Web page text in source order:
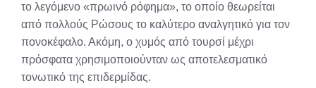
το λεγόμενο «πρωινό ρόφημα», το οποίο θεωρείται
από πολλούς Ρώσους το καλύτερο αναλγητικό για τον
πονοκέφαλο. Ακόμη, ο χυμός από τουρσί μέχρι
πρόσφατα χρησιμοποιούνταν ως αποτελεσματικό
τονωτικό της επιδερμίδας.